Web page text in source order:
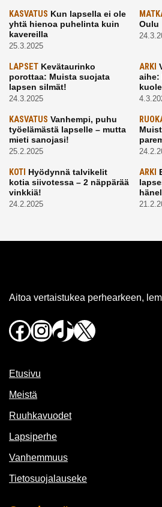
KASVATUS Kun lapsella ei ole
yhtä hienoa puhelinta kuin
kavereilla
25.3.2025
Oulu
LAPSET Kevätaurinko
porottaa: Muista suojata
lapsen silmät!
24.3.2025
ARKI
aihe:
KASVATUS Vanhempi, puhu
työelämästä lapselle – mutta
mieti sanojasi!
25.2.2025
KOTI Hyödynnä talvikelit
kotia siivotessa – 2 näppärää
vinkkiä!
24.2.2025
ARKI
Aitoa vertaistukea perhearkeen,
Facebook
Instagram
TikTok
X
Etusivu
Meistä
Ruuhkavuodet
Lapsiperhe
Vanhemmuus
Tietosuojalauseke